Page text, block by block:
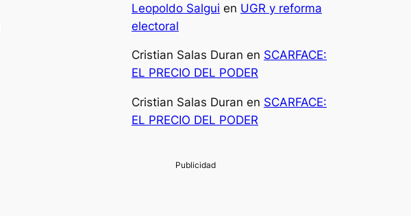
Leopoldo Salgui en UGR y reforma
electoral
Cristian Salas Duran en SCARFACE:
EL PRECIO DEL PODER
Cristian Salas Duran en SCARFACE:
EL PRECIO DEL PODER